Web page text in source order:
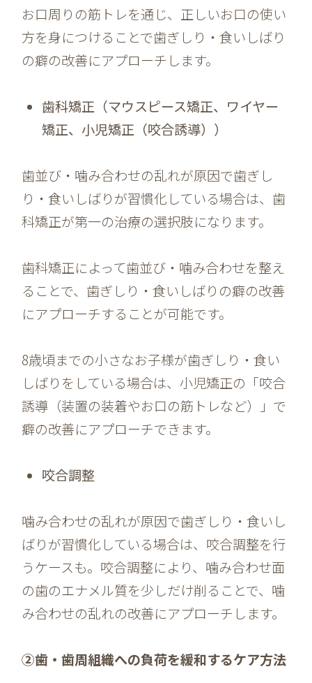
お口周りの筋トレを通じ、正しいお口の使い
方を身につけることで歯ぎしり・食いしばり
の癖の改善にアプローチします。
歯科矯正（マウスピース矯正、ワイヤー
矯正、小児矯正（咬合誘導））
歯並び・噛み合わせの乱れが原因で歯ぎし
り・食いしばりが習慣化している場合は、歯
科矯正が第一の治療の選択肢になります。
歯科矯正によって歯並び・噛み合わせを整え
ることで、歯ぎしり・食いしばりの癖の改善
にアプローチすることが可能です。
8歳頃までの小さなお子様が歯ぎしり・食い
しばりをしている場合は、小児矯正の「咬合
誘導（装置の装着やお口の筋トレなど）」で
癖の改善にアプローチできます。
咬合調整
噛み合わせの乱れが原因で歯ぎしり・食いし
ばりが習慣化している場合は、咬合調整を行
うケースも。咬合調整により、噛み合わせ面
の歯のエナメル質を少しだけ削ることで、噛
み合わせの乱れの改善にアプローチします。
②歯・歯周組織への負荷を緩和するケア方法